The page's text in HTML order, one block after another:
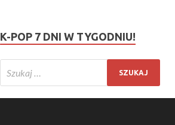
K-POP 7 DNI W TYGODNIU!